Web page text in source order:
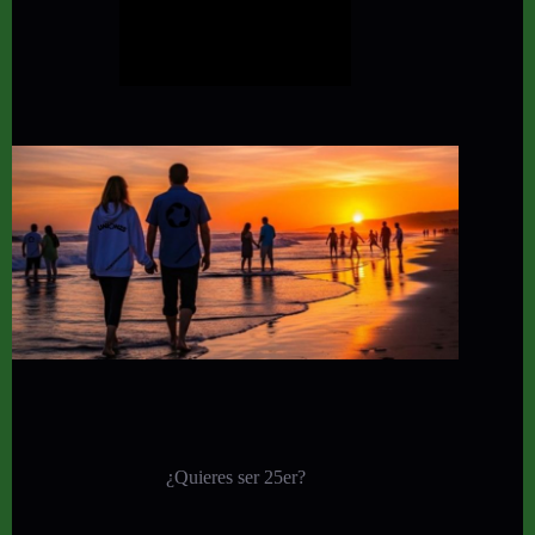
¿Quieres ser 25er?